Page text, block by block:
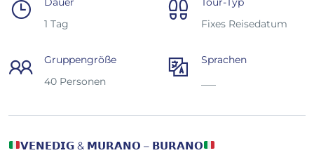
1 Tag
Fixes Reisedatum
Gruppengröße
40 Personen
Sprachen
𝗩𝗘𝗡𝗘𝗗𝗜𝗚 & 𝗠𝗨𝗥𝗔𝗡𝗢 – 𝗕𝗨𝗥𝗔𝗡𝗢